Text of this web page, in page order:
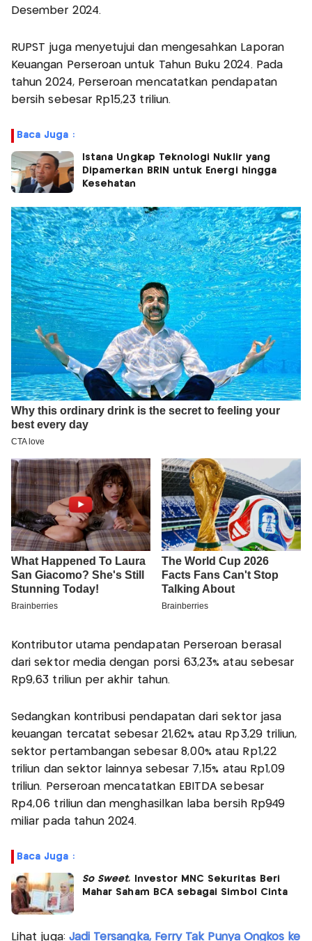
Desember 2024.
RUPST juga menyetujui dan mengesahkan Laporan
Keuangan Perseroan untuk Tahun Buku 2024. Pada
tahun 2024, Perseroan mencatatkan pendapatan
bersih sebesar Rp15,23 triliun.
Baca Juga :
Istana Ungkap Teknologi Nuklir yang
Dipamerkan BRIN untuk Energi hingga
Kesehatan
Kontributor utama pendapatan Perseroan berasal
dari sektor media dengan porsi 63,23% atau sebesar
Rp9,63 triliun per akhir tahun.
Sedangkan kontribusi pendapatan dari sektor jasa
keuangan tercatat sebesar 21,62% atau Rp3,29 triliun,
sektor pertambangan sebesar 8,00% atau Rp1,22
triliun dan sektor lainnya sebesar 7,15% atau Rp1,09
triliun. Perseroan mencatatkan EBITDA sebesar
Rp4,06 triliun dan menghasilkan laba bersih Rp949
miliar pada tahun 2024.
Baca Juga :
So Sweet, Investor MNC Sekuritas Beri
Mahar Saham BCA sebagai Simbol Cinta
Lihat juga: Jadi Tersangka, Ferry Tak Punya Ongkos ke